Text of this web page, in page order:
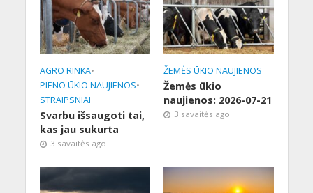
AGRO RINKA•
PIENO ŪKIO NAUJIENOS•
STRAIPSNIAI
Svarbu išsaugoti tai,
kas jau sukurta
3 savaitės ago
ŽEMĖS ŪKIO NAUJIENOS
Žemės ūkio
naujienos: 2026-07-21
3 savaitės ago